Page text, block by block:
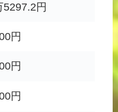
5297.2円
円
円
円